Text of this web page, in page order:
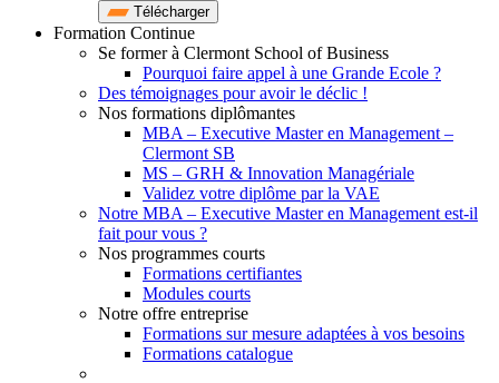
Télécharger
Formation Continue
Se former à Clermont School of Business
Pourquoi faire appel à une Grande Ecole ?
Des témoignages pour avoir le déclic !
Nos formations diplômantes
MBA – Executive Master en Management –
Clermont SB
MS – GRH & Innovation Managériale
Validez votre diplôme par la VAE
Notre MBA – Executive Master en Management est-il
fait pour vous ?
Nos programmes courts
Formations certifiantes
Modules courts
Notre offre entreprise
Formations sur mesure adaptées à vos besoins
Formations catalogue